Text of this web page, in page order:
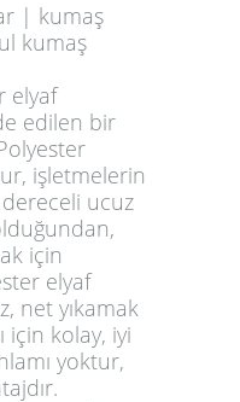
| kumaş
kumaş
elyaf
edilen bir
işletmelerin
ucuz
için
elyaf
net yıkamak
için kolay, iyi
yoktur,